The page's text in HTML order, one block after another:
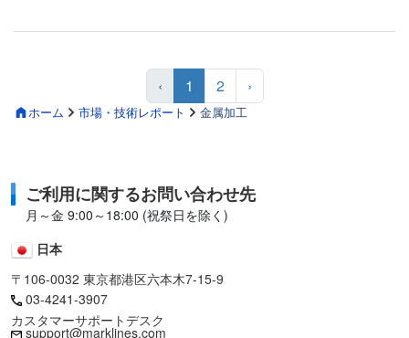
ホーム 市場・技術レポート 金属加工
‹ 1 2 ›
ご利用に関するお問い合わせ先
月～金 9:00～18:00 (祝祭日を除く)
日本
〒106-0032 東京都港区六本木7-15-9
03-4241-3907
カスタマーサポートデスク
support@marklines.com